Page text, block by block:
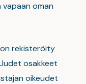
vapaan oman
rekisteröity
osakkeet
oikeudet